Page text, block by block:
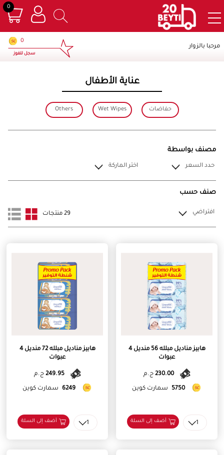
0×
مرحبا بالزوار
0
سجل للفوز
عناية الأطفال
حفاضات Wet Wipes
Others
مصنف بواسطة
حدد السعر اختر الماركة
صنف حسب
افتراضي 29 منتجات
هابيز مناديل مبلله 56 منديل 4
عبوات
230.00 ج.م
5750 سمارت كوين
1 أضف إلى السلة
هابيز مناديل مبلله 72 منديل 4
عبوات
249.95 ج.م
6249 سمارت كوين
1 أضف إلى السلة